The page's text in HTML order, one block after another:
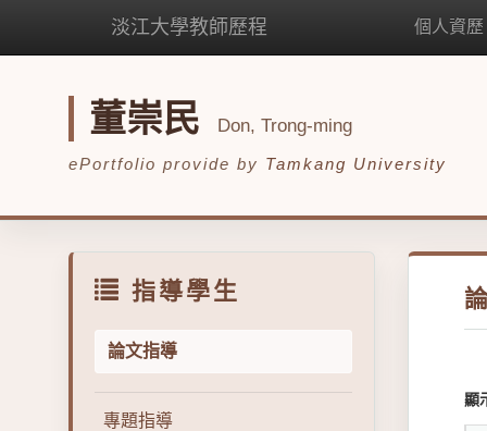
淡江大學教師歷程 個人資歷
董崇民 Don, Trong-ming
ePortfolio provide by Tamkang University
指導學生
論文指導
專題指導
顯